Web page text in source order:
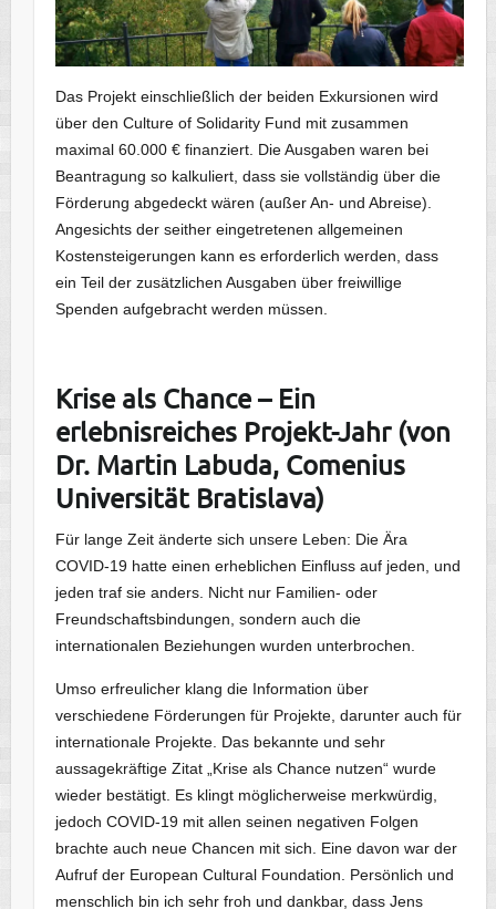
Das Projekt einschließlich der beiden Exkursionen wird
über den Culture of Solidarity Fund mit zusammen
maximal 60.000 € finanziert. Die Ausgaben waren bei
Beantragung so kalkuliert, dass sie vollständig über die
Förderung abgedeckt wären (außer An- und Abreise).
Angesichts der seither eingetretenen allgemeinen
Kostensteigerungen kann es erforderlich werden, dass
ein Teil der zusätzlichen Ausgaben über freiwillige
Spenden aufgebracht werden müssen.
Krise als Chance – Ein
erlebnisreiches Projekt-Jahr (von
Dr. Martin Labuda, Comenius
Universität Bratislava)
Für lange Zeit änderte sich unsere Leben: Die Ära
COVID-19 hatte einen erheblichen Einfluss auf jeden, und
jeden traf sie anders. Nicht nur Familien- oder
Freundschaftsbindungen, sondern auch die
internationalen Beziehungen wurden unterbrochen.
Umso erfreulicher klang die Information über
verschiedene Förderungen für Projekte, darunter auch für
internationale Projekte. Das bekannte und sehr
aussagekräftige Zitat „Krise als Chance nutzen“ wurde
wieder bestätigt. Es klingt möglicherweise merkwürdig,
jedoch COVID-19 mit allen seinen negativen Folgen
brachte auch neue Chancen mit sich. Eine davon war der
Aufruf der European Cultural Foundation. Persönlich und
menschlich bin ich sehr froh und dankbar, dass Jens